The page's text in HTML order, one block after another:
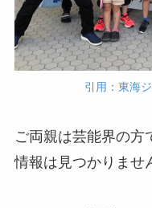
引用：東海
ご両親は芸能界の方
情報は見つかりませ